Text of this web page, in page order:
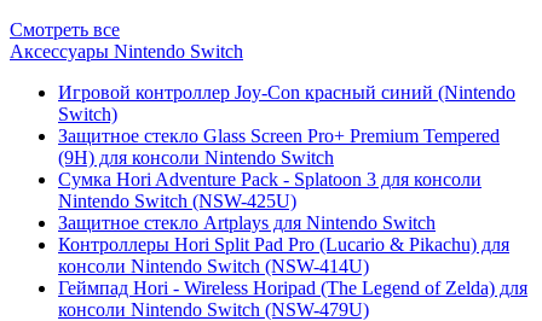
Смотреть все
Аксессуары Nintendo Switch
Игровой контроллер Joy-Con красный синий (Nintendo
Switch)
Защитное стекло Glass Screen Pro+ Premium Tempered
(9H) для консоли Nintendo Switch
Сумка Hori Adventure Pack - Splatoon 3 для консоли
Nintendo Switch (NSW-425U)
Защитное стекло Artplays для Nintendo Switch
Контроллеры Hori Split Pad Pro (Lucario & Pikachu) для
консоли Nintendo Switch (NSW-414U)
Геймпад Hori - Wireless Horipad (The Legend of Zelda) для
консоли Nintendo Switch (NSW-479U)